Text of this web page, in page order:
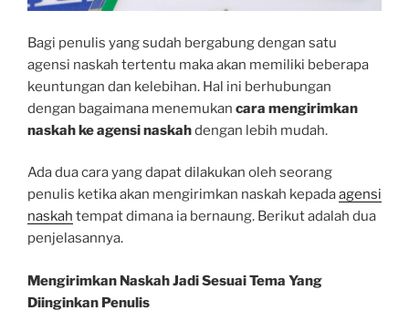
Bagi penulis yang sudah bergabung dengan satu
agensi naskah tertentu maka akan memiliki beberapa
keuntungan dan kelebihan. Hal ini berhubungan
dengan bagaimana menemukan cara mengirimkan
naskah ke agensi naskahdengan lebih mudah.
Ada dua cara yang dapat dilakukan oleh seorang
penulis ketika akan mengirimkan naskah kepadaagensi
naskah tempat dimana ia bernaung. Berikut adalah dua
penjelasannya.
Mengirimkan Naskah Jadi Sesuai Tema Yang
Diinginkan Penulis